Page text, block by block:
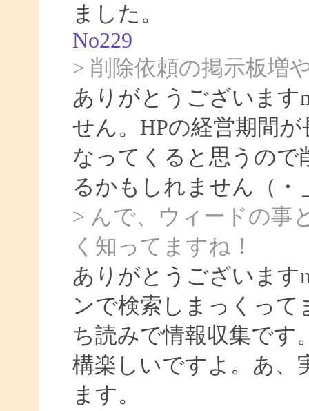
ました。
No229
> 削除依頼の掲示板
ありがとうございます
せん。HPの経営期間
なってくると思うので
るかもしれません（・
> んで、ウィードの
く知ってますね！
ありがとうございます
ンで検索しまっくって
ち読みで情報収集です
構楽しいですよ。あ、
ます。